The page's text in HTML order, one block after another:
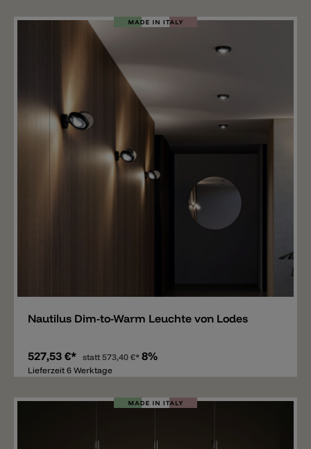
Nautilus Dim-to-Warm Leuchte von Lodes
527,53 €* statt573,40 €* 8%
Lieferzeit 6 Werktage